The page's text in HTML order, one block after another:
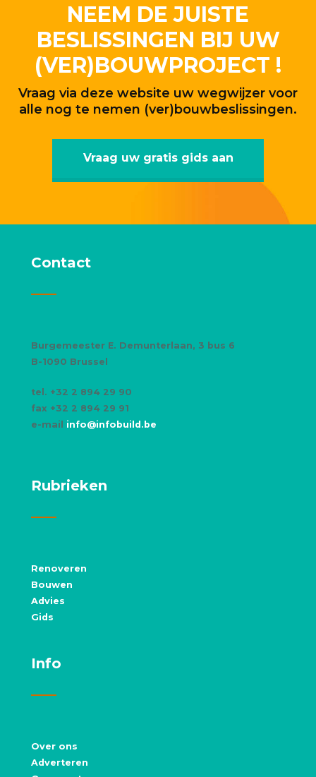
NEEM DE JUISTE
BESLISSINGEN BIJ UW
(VER)BOUWPROJECT !
Vraag via deze website uw wegwijzer voor
alle nog te nemen (ver)bouwbeslissingen.
Vraag uw gratis gids aan
Contact
Burgemeester E. Demunterlaan, 3 bus 6
B-1090 Brussel
tel. +32 2 894 29 90
fax +32 2 894 29 91
e-mail info@infobuild.be
Rubrieken
Renoveren
Bouwen
Advies
Gids
Info
Over ons
Adverteren